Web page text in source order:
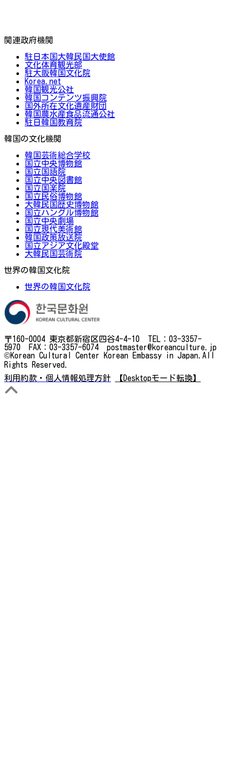
関連政府機関
駐日本国大韓民国大使館
文化体育観光部
駐大阪韓国文化院
Korea.net
韓国観光公社
韓国コンテンツ振興院
国外所在文化遺産財団
韓国農水産食品流通公社
駐日韓国教育院
韓国の文化機関
韓国芸術総合学校
国立中央博物館
国立国語院
国立中央図書館
国立国楽院
国立民俗博物館
大韓民国歴史博物館
国立ハングル博物館
国立中央劇場
国立現代美術館
韓国政策放送院
国立アジア文化殿堂
大韓民国芸術院
世界の韓国文化院
世界の韓国文化院
〒160-0004 東京都新宿区四谷4-4-10 TEL：03-3357-
5970 FAX：03-3357-6074 postmaster@koreanculture.jp
©Korean Cultural Center Korean Embassy in Japan.All
Rights Reserved.
利用約款・個人情報処理方針
【Desktopモード転換】